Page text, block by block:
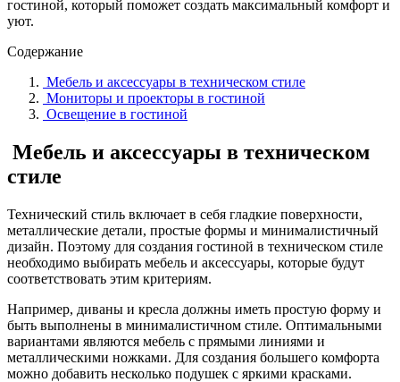
гостиной, который поможет создать максимальный комфорт и
уют.
Содержание
Мебель и аксессуары в техническом стиле
Мониторы и проекторы в гостиной
Освещение в гостиной
Мебель и аксессуары в техническом
стиле
Технический стиль включает в себя гладкие поверхности,
металлические детали, простые формы и минималистичный
дизайн. Поэтому для создания гостиной в техническом стиле
необходимо выбирать мебель и аксессуары, которые будут
соответствовать этим критериям.
Например, диваны и кресла должны иметь простую форму и
быть выполнены в минималистичном стиле. Оптимальными
вариантами являются мебель с прямыми линиями и
металлическими ножками. Для создания большего комфорта
можно добавить несколько подушек с яркими красками.